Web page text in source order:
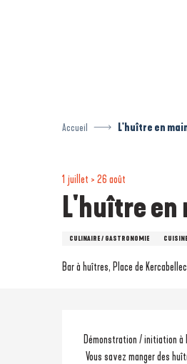
Accueil L'huître en
1 juillet > 26 août
L'huître en
CULINAIRE / GASTRONOMIE CUISINE
Bar à huîtres, Place de
Démonstration / initiation à
Vous savez manger des